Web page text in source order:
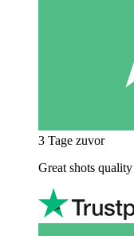
3 Tage zuvor
Great shots